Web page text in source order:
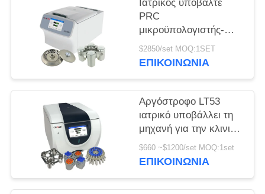
Ιατρικός υποβάλτε
PRC
μικροϋπολογιστής-
σωλήνων H1750R σε
φυγοκέντρωση τη
κατεψυγμένη
υποβάλλει
$2850/set MOQ:1SET
ΕΠΙΚΟΙΝΩΝΊΑ
Αργόστροφο LT53
ιατρικό υποβάλλει τη
μηχανή για την κλινική
γενετική βιολογία
ιατρικής σε
$660 ~$1200/set MOQ:1set
ΕΠΙΚΟΙΝΩΝΊΑ